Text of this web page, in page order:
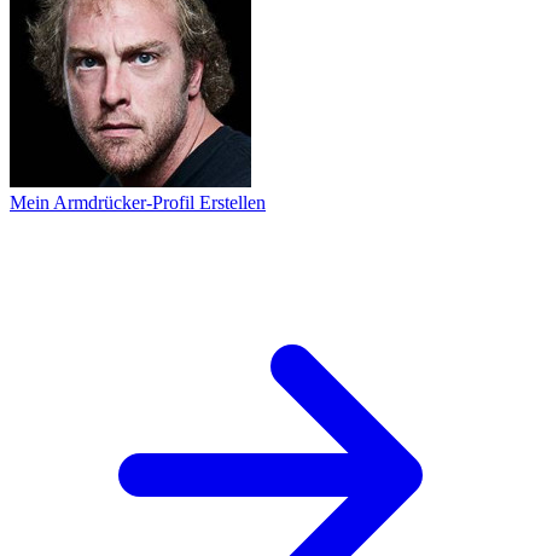
Mein Armdrücker-Profil Erstellen